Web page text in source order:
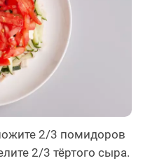
2/3 помидоров
2/3 тёртого сыра.